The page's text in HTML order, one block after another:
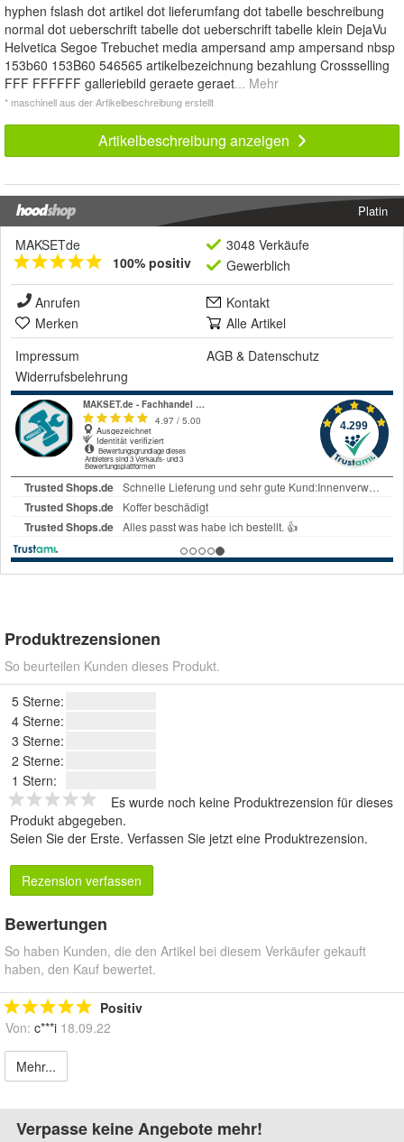
hyphen fslash dot artikel dot lieferumfang dot tabelle beschreibung
normal dot ueberschrift tabelle dot ueberschrift tabelle klein DejaVu
Helvetica Segoe Trebuchet media ampersand amp ampersand nbsp
153b60 153B60 546565 artikelbezeichnung bezahlung Crossselling
FFF FFFFFF galleriebild geraete geraet... Mehr
* maschinell aus der Artikelbeschreibung erstellt
Artikelbeschreibung anzeigen
Platin
MAKSETde
100% positiv
3048 Verkäufe
Gewerblich
Anrufen
Kontakt
Merken
Alle Artikel
Impressum
AGB & Datenschutz
Widerrufsbelehrung
Produktrezensionen
So beurteilen Kunden dieses Produkt.
5 Sterne:
4 Sterne:
3 Sterne:
2 Sterne:
1 Stern:
Es wurde noch keine Produktrezension für dieses
Produkt abgegeben.
Seien Sie der Erste. Verfassen Sie jetzt eine Produktrezension.
Rezension verfassen
Bewertungen
So haben Kunden, die den Artikel bei diesem Verkäufer gekauft
haben, den Kauf bewertet.
Positiv
Von: c***i 18.09.22
Mehr...
Verpasse keine Angebote mehr!